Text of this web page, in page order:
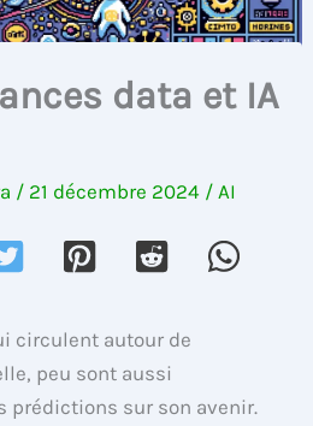
data et IA
/ 21 décembre 2024 / AI
circulent autour de
peu sont aussi
prédictions sur son avenir.